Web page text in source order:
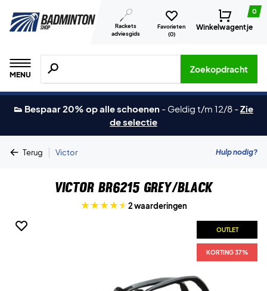
Rackets
adviesgids
Favorieten
(0)
0
Winkelwagentje
MENU
Zoeken naar producten, merken etc.
Zoekopdracht
👟 Bespaar 20% op alle schoenen - Geldig t/m 12/8 -Zie
de selectie
Terug | Victor Hulp nodig?
Victor BR6215 Grey/Black
2 waarderingen
OUTLET
KORTING 37%